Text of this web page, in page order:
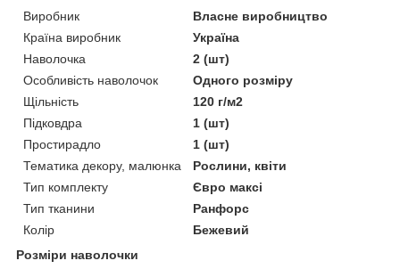
Виробник
Власне виробництво
Країна виробник
Україна
Наволочка
2 (шт)
Особливість наволочок
Одного розміру
Щільність
120 г/м2
Підковдра
1 (шт)
Простирадло
1 (шт)
Тематика декору, малюнка
Рослини, квіти
Тип комплекту
Євро максі
Тип тканини
Ранфорс
Колір
Бежевий
Розміри наволочки